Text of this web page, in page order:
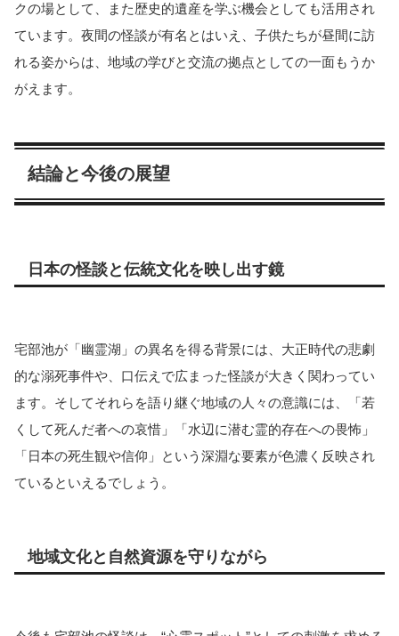
クの場として、また歴史的遺産を学ぶ機会としても活用され
ています。夜間の怪談が有名とはいえ、子供たちが昼間に訪
れる姿からは、地域の学びと交流の拠点としての一面もうか
がえます。
結論と今後の展望
日本の怪談と伝統文化を映し出す鏡
宅部池が「幽霊湖」の異名を得る背景には、大正時代の悲劇
的な溺死事件や、口伝えで広まった怪談が大きく関わってい
ます。そしてそれらを語り継ぐ地域の人々の意識には、「若
くして死んだ者への哀惜」「水辺に潜む霊的存在への畏怖」
「日本の死生観や信仰」という深淵な要素が色濃く反映され
ているといえるでしょう。
地域文化と自然資源を守りながら